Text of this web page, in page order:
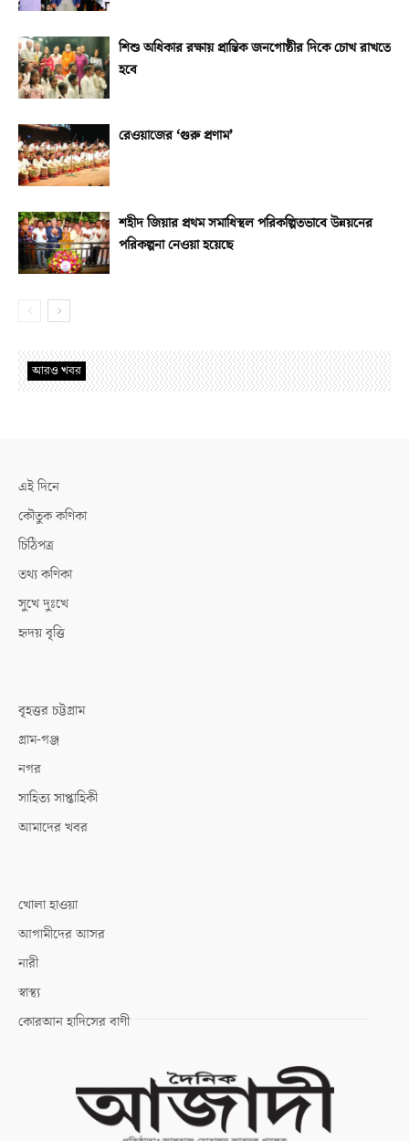
শিশু অধিকার রক্ষায় প্রান্তিক জনগোষ্ঠীর দিকে চোখ রাখতে
হবে
রেওয়াজের ‘গুরু প্রণাম’
শহীদ জিয়ার প্রথম সমাধিস্থল পরিকল্পিতভাবে উন্নয়নের
পরিকল্পনা নেওয়া হয়েছে
আরও খবর
এই দিনে
কৌতুক কণিকা
চিঠিপত্র
তথ্য কণিকা
সুখে দুঃখে
হৃদয় বৃত্তি
বৃহত্তর চট্টগ্রাম
গ্রাম-গঞ্জ
নগর
সাহিত্য সাপ্তাহিকী
আমাদের খবর
খোলা হাওয়া
আগামীদের আসর
নারী
স্বাস্থ্য
কোরআন হাদিসের বাণী